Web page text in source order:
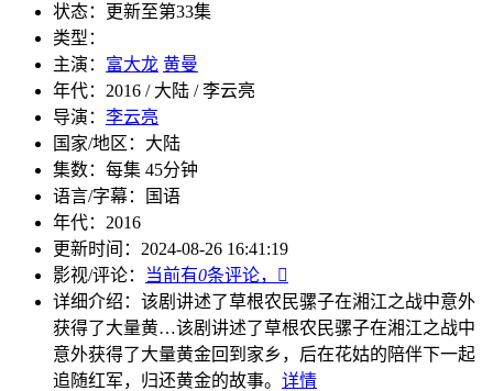
状态：
更新至第33集
类型：
主演： 富大龙 黄曼
年代： 2016 / 大陆 / 李云亮
导演： 李云亮
国家/地区： 大陆
集数： 每集 45分钟
语言/字幕：
国语
年代： 2016
更新时间： 2024-08-26 16:41:19
影视/评论：
当前有0条评论，

详细介绍： 该剧讲述了草根农民骡子在湘江之战中意外
获得了大量黄…该剧讲述了草根农民骡子在湘江之战中
意外获得了大量黄金回到家乡，后在花姑的陪伴下一起
追随红军，归还黄金的故事。 详情